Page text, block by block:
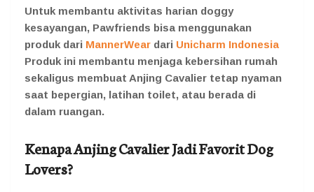
Untuk membantu aktivitas harian doggy
kesayangan, Pawfriends bisa menggunakan
produk dari MannerWear dari Unicharm Indonesia
Produk ini membantu menjaga kebersihan rumah
sekaligus membuat Anjing Cavalier tetap nyaman
saat bepergian, latihan toilet, atau berada di
dalam ruangan.
Kenapa Anjing Cavalier Jadi Favorit Dog
Lovers?